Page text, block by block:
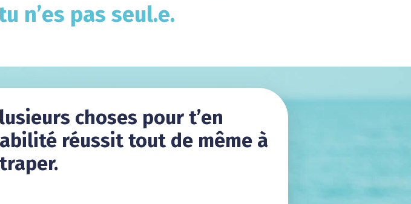
n’es pas seul.e.
choses pour t’en
réussit tout de même à